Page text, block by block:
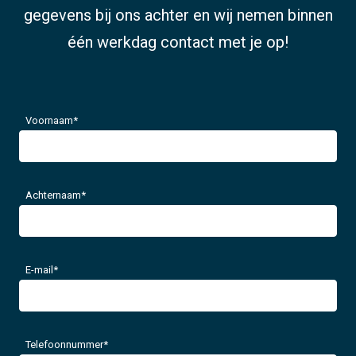
gegevens bij ons achter en wij nemen binnen
één werkdag contact met je op!
Voornaam*
Achternaam*
E-mail*
Telefoonnummer*